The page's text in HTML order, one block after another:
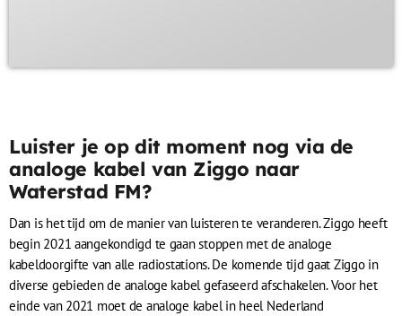
Luister je op dit moment nog via de
analoge kabel van Ziggo naar
Waterstad FM?
Dan is het tijd om de manier van luisteren te veranderen. Ziggo heeft
begin 2021 aangekondigd te gaan stoppen met de analoge
kabeldoorgifte van alle radiostations. De komende tijd gaat Ziggo in
diverse gebieden de analoge kabel gefaseerd afschakelen. Voor het
einde van 2021 moet de analoge kabel in heel Nederland